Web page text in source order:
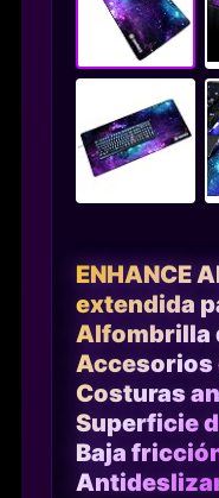
ENHANCE
extendida
Alfombrilla
Accesorios
Costuras
Superficie
Baja